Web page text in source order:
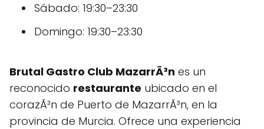
Sábado: 19:30–23:30
Domingo: 19:30–23:30
Brutal Gastro Club MazarrÃ³n es un
reconocido restaurante ubicado en el
corazÃ³n de Puerto de MazarrÃ³n, en la
provincia de Murcia. Ofrece una experiencia